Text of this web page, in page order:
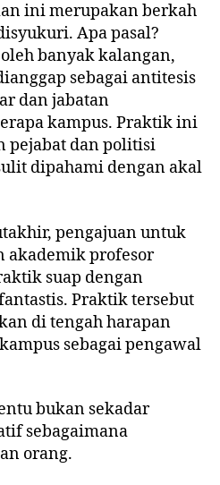
ini merupakan berkah
Apa pasal?
banyak kalangan,
sebagai antitesis
dan jabatan
kampus. Praktik ini
pejabat dan politisi
dipahami dengan akal
pengajuan untuk
akademik profesor
suap dengan
Praktik tersebut
di tengah harapan
sebagai pengawal
bukan sekadar
sebagaimana
orang.